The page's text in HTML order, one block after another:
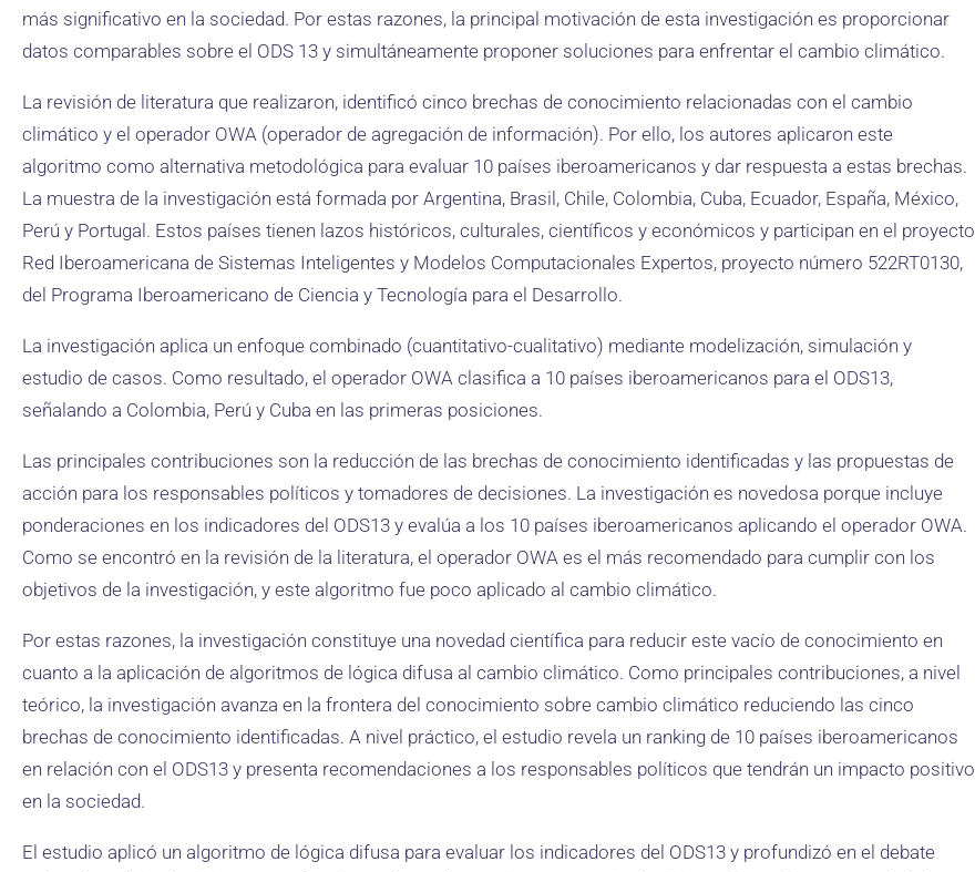
más significativo en la sociedad. Por estas razones, la principal motivación de esta investigación es proporcionar
datos comparables sobre el ODS 13 y simultáneamente proponer soluciones para enfrentar el cambio climático.
La revisión de literatura que realizaron, identificó cinco brechas de conocimiento relacionadas con el cambio
climático y el operador OWA (operador de agregación de información). Por ello, los autores aplicaron este
algoritmo como alternativa metodológica para evaluar 10 países iberoamericanos y dar respuesta a estas brechas.
La muestra de la investigación está formada por Argentina, Brasil, Chile, Colombia, Cuba, Ecuador, España, México,
Perú y Portugal. Estos países tienen lazos históricos, culturales, científicos y económicos y participan en el proyecto
Red Iberoamericana de Sistemas Inteligentes y Modelos Computacionales Expertos, proyecto número 522RT0130,
del Programa Iberoamericano de Ciencia y Tecnología para el Desarrollo.
La investigación aplica un enfoque combinado (cuantitativo-cualitativo) mediante modelización, simulación y
estudio de casos. Como resultado, el operador OWA clasifica a 10 países iberoamericanos para el ODS13,
señalando a Colombia, Perú y Cuba en las primeras posiciones.
Las principales contribuciones son la reducción de las brechas de conocimiento identificadas y las propuestas de
acción para los responsables políticos y tomadores de decisiones. La investigación es novedosa porque incluye
ponderaciones en los indicadores del ODS13 y evalúa a los 10 países iberoamericanos aplicando el operador OWA.
Como se encontró en la revisión de la literatura, el operador OWA es el más recomendado para cumplir con los
objetivos de la investigación, y este algoritmo fue poco aplicado al cambio climático.
Por estas razones, la investigación constituye una novedad científica para reducir este vacío de conocimiento en
cuanto a la aplicación de algoritmos de lógica difusa al cambio climático. Como principales contribuciones, a nivel
teórico, la investigación avanza en la frontera del conocimiento sobre cambio climático reduciendo las cinco
brechas de conocimiento identificadas. A nivel práctico, el estudio revela un ranking de 10 países iberoamericanos
en relación con el ODS13 y presenta recomendaciones a los responsables políticos que tendrán un impacto positivo
en la sociedad.
El estudio aplicó un algoritmo de lógica difusa para evaluar los indicadores del ODS13 y profundizó en el debate